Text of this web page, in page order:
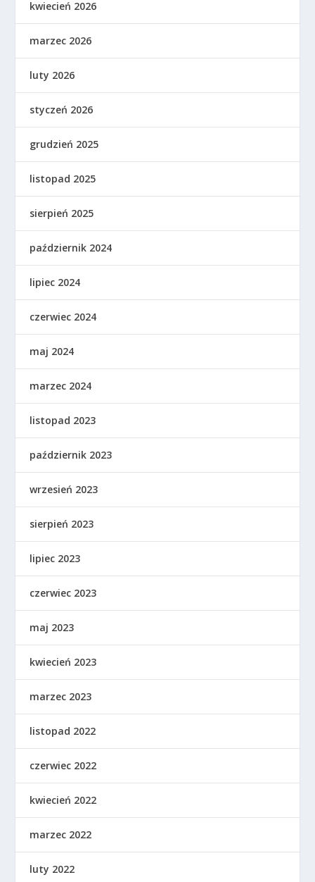
kwiecień 2026
marzec 2026
luty 2026
styczeń 2026
grudzień 2025
listopad 2025
sierpień 2025
październik 2024
lipiec 2024
czerwiec 2024
maj 2024
marzec 2024
listopad 2023
październik 2023
wrzesień 2023
sierpień 2023
lipiec 2023
czerwiec 2023
maj 2023
kwiecień 2023
marzec 2023
listopad 2022
czerwiec 2022
kwiecień 2022
marzec 2022
luty 2022